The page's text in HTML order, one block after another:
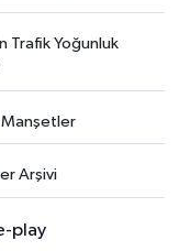
Trafik Yoğunluk
Manşetler
Arşivi